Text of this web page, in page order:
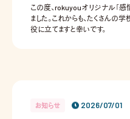
この度、rokuyouオリジナル「感
ました。これからも、たくさんの
役に立てますと幸いです。
お知らせ 2026/07/01